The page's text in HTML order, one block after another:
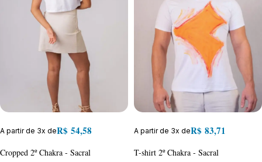
A partir de 3x deR$ 54,58
Cropped 2º Chakra - Sacral
A partir de 3x deR$ 83,71
T-shirt 2º Chakra - Sacral